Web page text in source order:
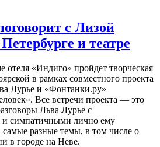
с Лизой
и театре
отеля «Индиго» пройдет творческая
в рамках совместного проекта
Лурье и «Фонтанки.ру»
Все встречи проекта — это
Льва Лурье с
и симпатичными лично ему
разные темы, в том числе о
в городе на Неве.